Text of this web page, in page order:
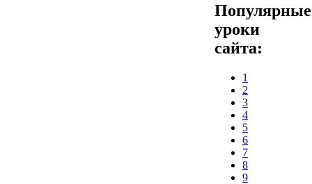
Популярные
уроки
сайта:
1
2
3
4
5
6
7
8
9